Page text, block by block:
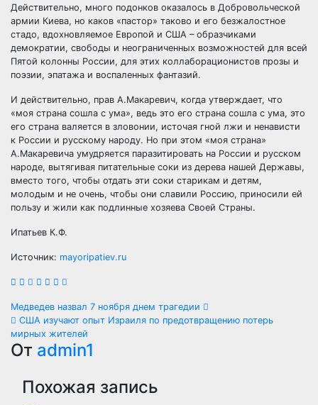
Действительно, много подонков оказалось в Добровольческой
армии Киева, но каков «пастор» таково и его безжалостное
стадо, вдохновляемое Европой и США – образчиками
демократии, свободы и неограниченных возможностей для всей
Пятой колонны России, для этих коллаборационистов прозы и
поэзии, эпатажа и воспаленных фантазий.
И действительно, прав А.Макаревич, когда утверждает, что
«моя страна сошла с ума», ведь это его страна сошла с ума, это
его страна валяется в зловонии, источая гной лжи и ненависти
к России и русскому народу. Но при этом «моя страна»
А.Макаревича умудряется паразитировать на России и русском
народе, вытягивая питательные соки из дерева нашей Державы,
вместо того, чтобы отдать эти соки старикам и детям,
молодым и не очень, чтобы они славили Россию, приносили ей
пользу и жили как подлинные хозяева Своей Страны.
Ипатьев К.Ф.
Источник: mayoripatiev.ru
Навигация
по
записям
Медведев назвал 7 ноября днем трагедии
США изучают опыт Израиля по предотвращению потерь
мирных жителей
От admin1
Похожая запись